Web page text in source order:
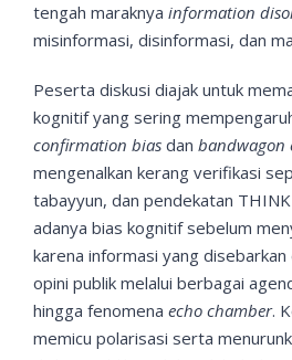
tengah maraknya information
misinformasi, disinformasi, dan
Peserta diskusi diajak untuk
kognitif yang sering
confirmation biasdan bandwagon
mengenalkan kerang verifikasi
tabayyun, dan pendekatan
adanya bias kognitif sebelum
karena informasi yang
opini publik melalui berbagai
hingga fenomena echo chamber.
memicu polarisasi serta